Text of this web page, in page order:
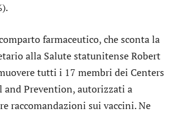
farmaceutico, che sconta la
alla Salute statunitense Robert
tutti i 17 membri dei Centers
and Prevention, autorizzati a
raccomandazioni sui vaccini. Ne